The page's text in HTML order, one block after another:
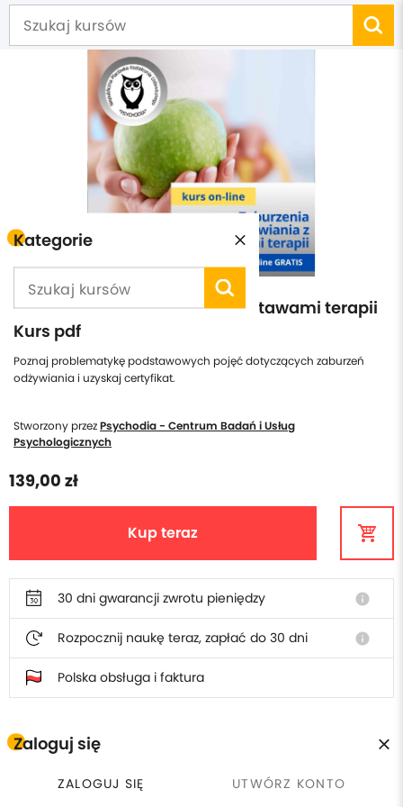
Kategorie
Zaloguj się
ZALOGUJ SIĘ UTWÓRZ KONTO
Zaburzenia odżywiania z podstawami terapii
Kurs pdf
Poznaj problematykę podstawowych pojęć dotyczących zaburzeń
odżywiania i uzyskaj certyfikat.
Stworzony przezPsychodia - Centrum Badań i Usług
Psychologicznych
139,00 zł
Kup teraz
30 dni gwarancji zwrotu pieniędzy info
Rozpocznij naukę teraz, zapłać do 30 dni info
Polska obsługa i faktura
W cenie poradnika otrzymasz